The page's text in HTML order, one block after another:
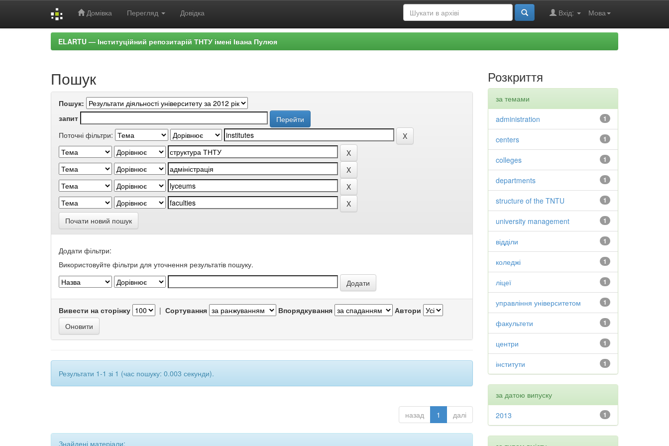
Домівка Перегляд Довідка Мова
Вхід:
ELARTU — Інституційний репозитарій ТНТУ імені Івана Пулюя
Пошук
Пошук:
запит
Поточні фільтри:
Почати новий пошук
Додати фільтри:
Використовуйте фільтри для уточнення результатів пошуку.
Вивести на сторінку | Сортування Впорядкування Автори
Результати 1-1 зі 1 (час пошуку: 0.003 секунди).
назад 1 далі
Знайдені матеріали:
Розкриття
за темами
1
administration
1
centers
1
colleges
1
departments
1
structure of the TNTU
1
university management
1
відділи
1
коледжі
1
ліцеї
1
управління університетом
1
факультети
1
центри
1
інститути
за датою випуску
1
2013